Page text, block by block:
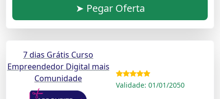
➤ Pegar Oferta
7 dias Grátis Curso
Empreendedor Digital mais
Comunidade
Validade: 01/01/2050